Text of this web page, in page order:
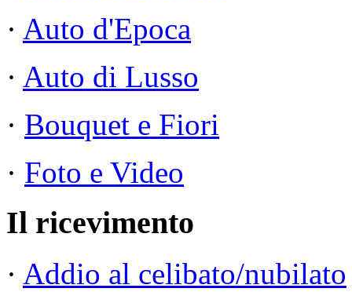
· Auto d'Epoca
· Auto di Lusso
· Bouquet e Fiori
· Foto e Video
Il ricevimento
· Addio al celibato/nubilato